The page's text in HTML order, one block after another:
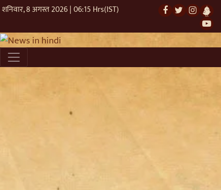
शनिवार, 8 अगस्त 2026 | 06:15 Hrs(IST)